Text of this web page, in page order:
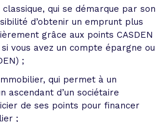
qui se démarque par son
d’obtenir un emprunt plus
grâce aux points CASDEN
vous avez un compte épargne ou
;
qui permet à un
ascendant d’un sociétaire
de ses points pour financer
;